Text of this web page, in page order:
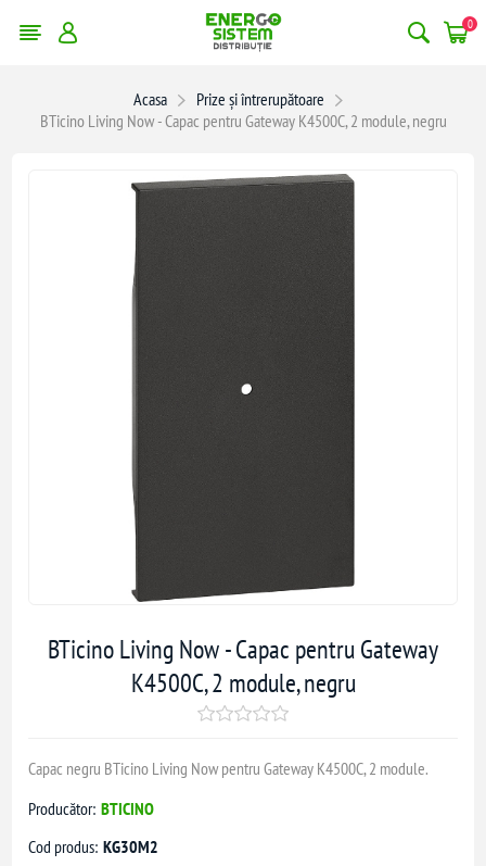
0
Acasa
Prize și întrerupătoare
BTicino Living Now - Capac pentru Gateway K4500C, 2 module, negru
BTicino Living Now - Capac pentru Gateway
K4500C, 2 module, negru
Capac negru BTicino Living Now pentru Gateway K4500C, 2 module.
Producător: BTICINO
Cod produs: KG30M2